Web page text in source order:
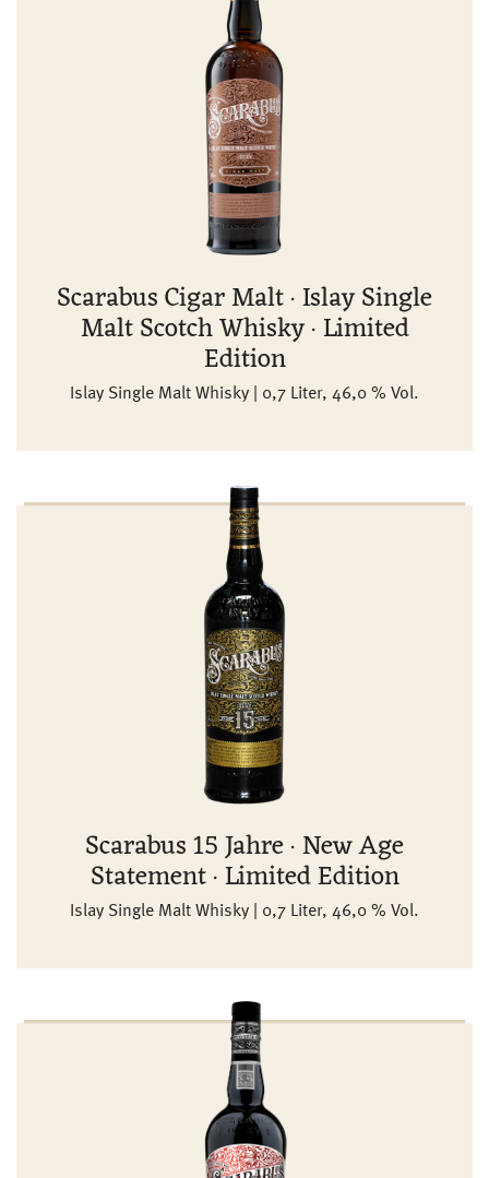
Scarabus Cigar Malt · Islay Single
Malt Scotch Whisky · Limited
Edition
Islay Single Malt Whisky | 0,7 Liter, 46,0 % Vol.
Scarabus 15 Jahre · New Age
Statement · Limited Edition
Islay Single Malt Whisky | 0,7 Liter, 46,0 % Vol.